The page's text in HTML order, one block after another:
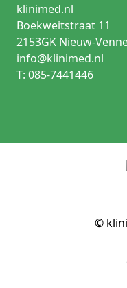
klinimed.nl
Boekweitstraat 11
2153GK Nieuw-
info@klinimed.nl
T: 085-7441446
©